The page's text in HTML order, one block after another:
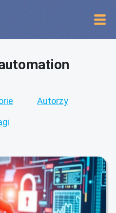
Autorzy